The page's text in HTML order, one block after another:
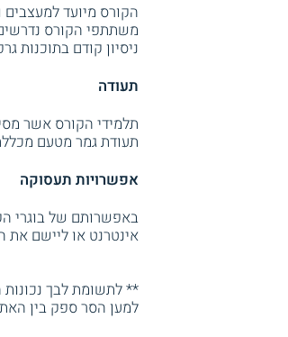
הקורס מיועד למעצבים
משתתפי הקורס
ניסיון קודם בתוכנות
תעודה
תלמידי הקורס אשר
תעודת גמר מטעם
אפשרויות תעסוקה
באפשרותם של בוגרי
אינטרנט או ליישם את
** לתשומת לבך
למען הסר ספק בין